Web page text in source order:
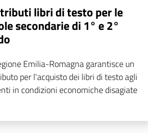
libri di testo per le
secondarie di 1° e 2°
Emilia-Romagna garantisce un
per l'acquisto dei libri di testo agli
in condizioni economiche disagiate